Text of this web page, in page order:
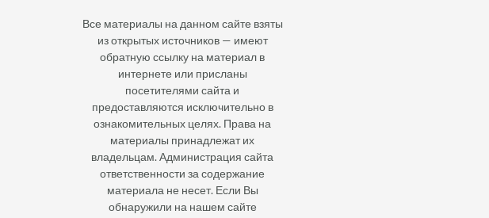
Все материалы на данном сайте взяты
из открытых источников — имеют
обратную ссылку на материал в
интернете или присланы
посетителями сайта и
предоставляются исключительно в
ознакомительных целях. Права на
материалы принадлежат их
владельцам. Администрация сайта
ответственности за содержание
материала не несет. Если Вы
обнаружили на нашем сайте